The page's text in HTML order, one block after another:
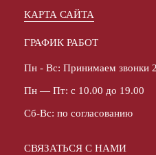
КАРТА САЙТА
ГРАФИК РАБОТ
Пн - Вс: Принимаем звонки
Пн — Пт: с 10.00 до 19.00
Сб-Вс: по согласованию
СВЯЗАТЬСЯ С НАМИ